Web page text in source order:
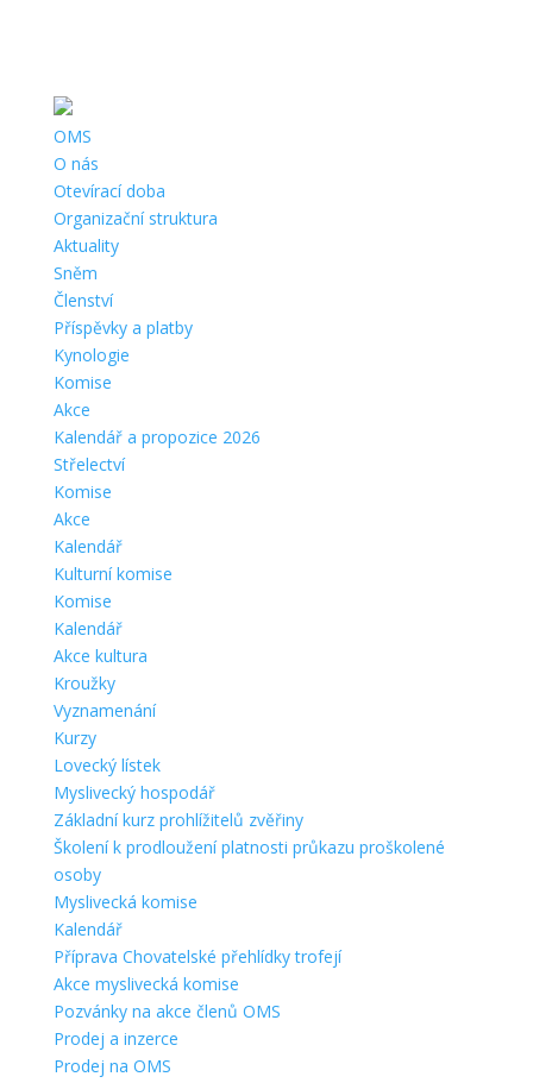
OMS
O nás
Otevírací doba
Organizační struktura
Aktuality
Sněm
Členství
Příspěvky a platby
Kynologie
Komise
Akce
Kalendář a propozice 2026
Střelectví
Komise
Akce
Kalendář
Kulturní komise
Komise
Kalendář
Akce kultura
Kroužky
Vyznamenání
Kurzy
Lovecký lístek
Myslivecký hospodář
Základní kurz prohlížitelů zvěřiny
Školení k prodloužení platnosti průkazu proškolené
osoby
Myslivecká komise
Kalendář
Příprava Chovatelské přehlídky trofejí
Akce myslivecká komise
Pozvánky na akce členů OMS
Prodej a inzerce
Prodej na OMS